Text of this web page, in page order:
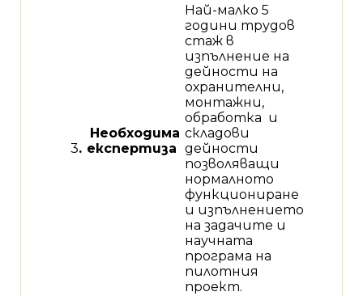
3.
Необходима
експертиза
Най-малко 5
години трудов
стаж в
изпълнение на
дейности на
охранителни,
монтажни,
обработка и
складови
дейности
позволяващи
нормалното
функциониране
и изпълнението
на задачите и
научната
програма на
пилотния
проект.